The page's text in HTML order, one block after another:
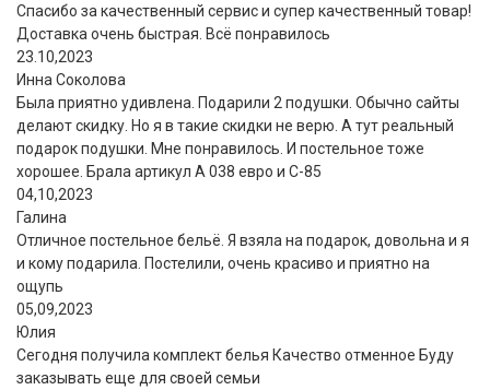
Спасибо за качественный сервис и супер качественный товар!
Доставка очень быстрая. Всё понравилось
23.10,2023
Инна Соколова
Была приятно удивлена. Подарили 2 подушки. Обычно сайты
делают скидку. Но я в такие скидки не верю. А тут реальный
подарок подушки. Мне понравилось. И постельное тоже
хорошее. Брала артикул А 038 евро и С-85
04,10,2023
Галина
Отличное постельное бельё. Я взяла на подарок, довольна и я
и кому подарила. Постелили, очень красиво и приятно на
ощупь
05,09,2023
Юлия
Сегодня получила комплект белья Качество отменное Буду
заказывать еще для своей семьи